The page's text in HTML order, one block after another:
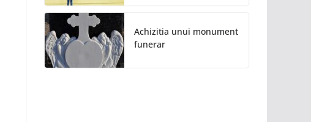
Achizitia unui monument
funerar